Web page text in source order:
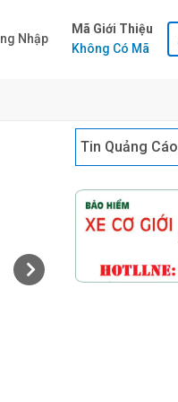
Nhập
Mã Giới Thiệu
Không Có Mã
Tin Quảng Cáo